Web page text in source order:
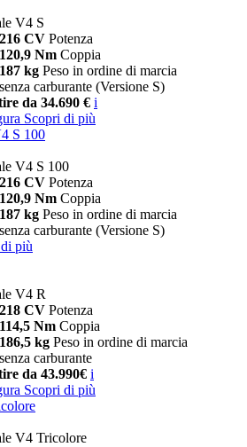
V4 S
216 CV Potenza
120,9 Nm Coppia
187 kg Peso in ordine di marcia
senza carburante (Versione S)
da 34.690 € i
Scopri di più
S 100
V4 S 100
216 CV Potenza
120,9 Nm Coppia
187 kg Peso in ordine di marcia
senza carburante (Versione S)
più
V4 R
218 CV Potenza
114,5 Nm Coppia
186,5 kg Peso in ordine di marcia
senza carburante
da 43.990€ i
Scopri di più
V4 Tricolore